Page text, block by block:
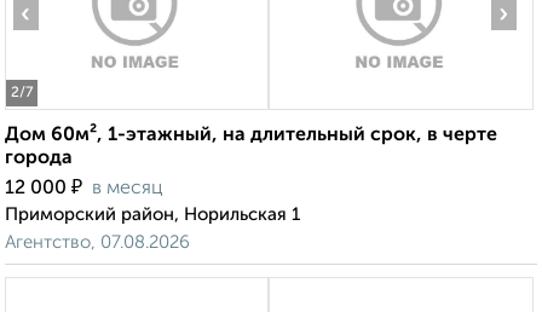
2/7
‹ ›
Дом 60м², 1-этажный, на длительный срок, в черте
города
12 000 ₽ в месяц
Приморский район, Норильская 1
Агентство, 07.08.2026